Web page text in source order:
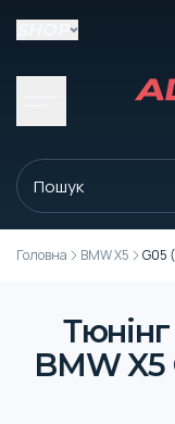
Головна BMW X5 G05
BMW X5